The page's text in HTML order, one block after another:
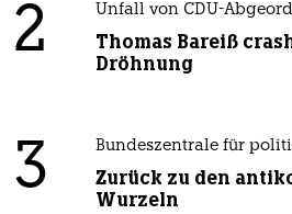
2 Unfall von CDU-
Thomas Bareiß
Dröhnung
3 Bundeszentrale für
Zurück zu den
Wurzeln